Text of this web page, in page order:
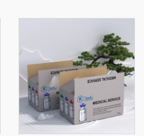
Vlastné digitálne
tlačenie krabic pre
dežobrany S vysokou
kvalitou